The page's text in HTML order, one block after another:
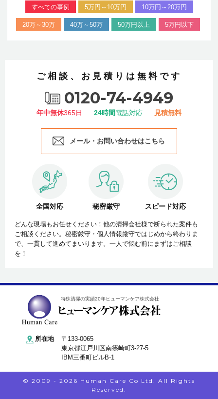
すべての事例 5万円～10万円 10万円～20万円
20万～30万 40万～50万 50万円以上 5万円以下
ご相談、お見積りは無料です
0120-74-4949
年中無休365日 24時間電話対応 見積無料
メール・お問い合わせはこちら
全国対応 秘密厳守 スピード対応
どんな現場もお任せください！他の清掃会社様で断られた案件も
ご相談ください。秘密厳守・個人情報厳守ではじめから終わりま
で、一貫して進めてまいります。一人で悩む前にまずはご相談
を！
特殊清掃の実績20年ヒューマンケア株式会社
所在地
〒133-0065
東京都江戸川区南篠崎町3-27-5
IBM三番町ビルB-1
© 2009 - 2026 Human Care Co Ltd. All Rights
Reserved.